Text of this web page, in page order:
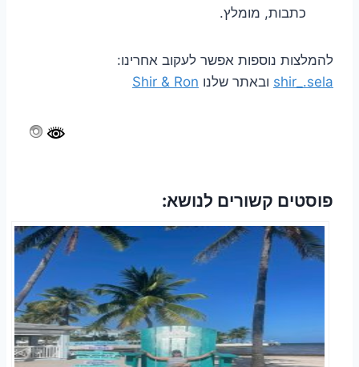
כתבות, מומלץ.
להמלצות נוספות אפשר לעקוב אחרינו:
shir_.sela ובאתר שלנו Shir & Ron
פוסטים קשורים לנושא: